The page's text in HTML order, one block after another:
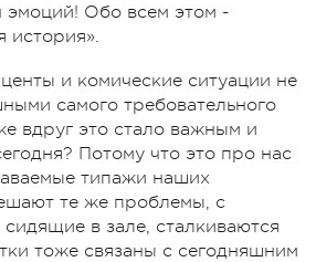
эмоций! Обо всем этом -
история».
и комические ситуации не
самого требовательного
вдруг это стало важным и
Потому что это про нас
типажи наших
те же проблемы, с
в зале, сталкиваются
тоже связаны с сегодняшним